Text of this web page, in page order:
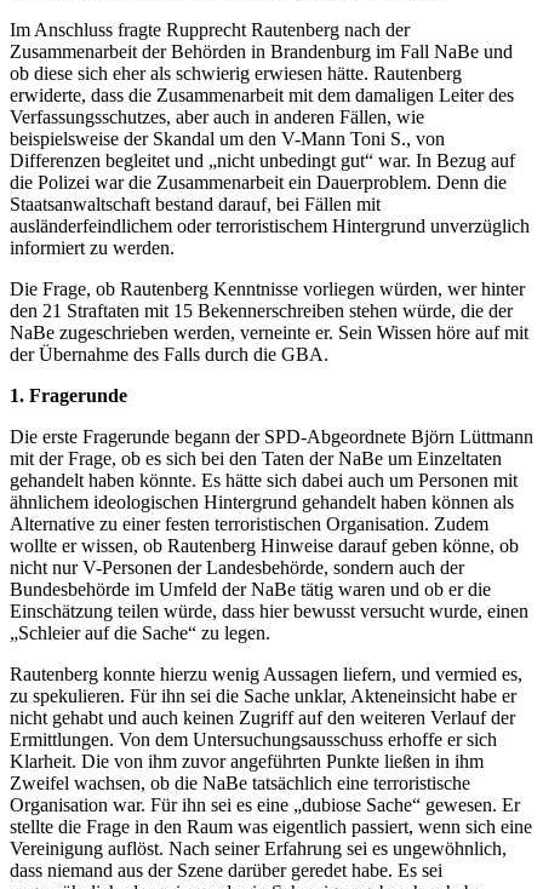
Im Anschluss fragte Rupprecht Rautenberg nach der
Zusammenarbeit der Behörden in Brandenburg im Fall NaBe und
ob diese sich eher als schwierig erwiesen hätte. Rautenberg
erwiderte, dass die Zusammenarbeit mit dem damaligen Leiter des
Verfassungsschutzes, aber auch in anderen Fällen, wie
beispielsweise der Skandal um den V-Mann Toni S., von
Differenzen begleitet und „nicht unbedingt gut“ war. In Bezug auf
die Polizei war die Zusammenarbeit ein Dauerproblem. Denn die
Staatsanwaltschaft bestand darauf, bei Fällen mit
ausländerfeindlichem oder terroristischem Hintergrund unverzüglich
informiert zu werden.
Die Frage, ob Rautenberg Kenntnisse vorliegen würden, wer hinter
den 21 Straftaten mit 15 Bekennerschreiben stehen würde, die der
NaBe zugeschrieben werden, verneinte er. Sein Wissen höre auf mit
der Übernahme des Falls durch die GBA.
1. Fragerunde
Die erste Fragerunde begann der SPD-Abgeordnete Björn Lüttmann
mit der Frage, ob es sich bei den Taten der NaBe um Einzeltaten
gehandelt haben könnte. Es hätte sich dabei auch um Personen mit
ähnlichem ideologischen Hintergrund gehandelt haben können als
Alternative zu einer festen terroristischen Organisation. Zudem
wollte er wissen, ob Rautenberg Hinweise darauf geben könne, ob
nicht nur V-Personen der Landesbehörde, sondern auch der
Bundesbehörde im Umfeld der NaBe tätig waren und ob er die
Einschätzung teilen würde, dass hier bewusst versucht wurde, einen
„Schleier auf die Sache“ zu legen.
Rautenberg konnte hierzu wenig Aussagen liefern, und vermied es,
zu spekulieren. Für ihn sei die Sache unklar, Akteneinsicht habe er
nicht gehabt und auch keinen Zugriff auf den weiteren Verlauf der
Ermittlungen. Von dem Untersuchungsausschuss erhoffe er sich
Klarheit. Die von ihm zuvor angeführten Punkte ließen in ihm
Zweifel wachsen, ob die NaBe tatsächlich eine terroristische
Organisation war. Für ihn sei es eine „dubiose Sache“ gewesen. Er
stellte die Frage in den Raum was eigentlich passiert, wenn sich eine
Vereinigung auflöst. Nach seiner Erfahrung sei es ungewöhnlich,
dass niemand aus der Szene darüber geredet habe. Es sei